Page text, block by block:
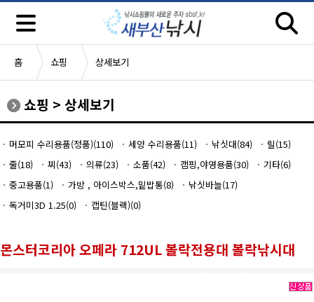
홈 쇼핑 상세보기
쇼핑 > 상세보기
머모피 수리용품(정품)(110) 세양 수리용품(11) 낚싯대(84)
릴(15)
줄(18)
찌(43) 의류(23) 소품(42) 캠핑,야영용품(30)
기타(6)
중고용품(1)
가방 , 아이스박스,밑밥통(8)
낚싯바늘(17)
독거미3D 1.25(0)
캡틴(블랙)(0)
몬스터코리아 오페라 712UL 볼락전용대 볼락낚시대